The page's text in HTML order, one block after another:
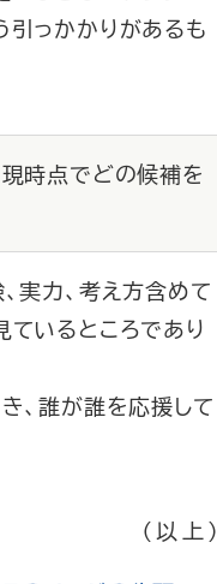
引っかかりがあるも
現時点でどの候補を
実力、考え方含めて
ているところであり
、誰が誰を応援して
（以上）